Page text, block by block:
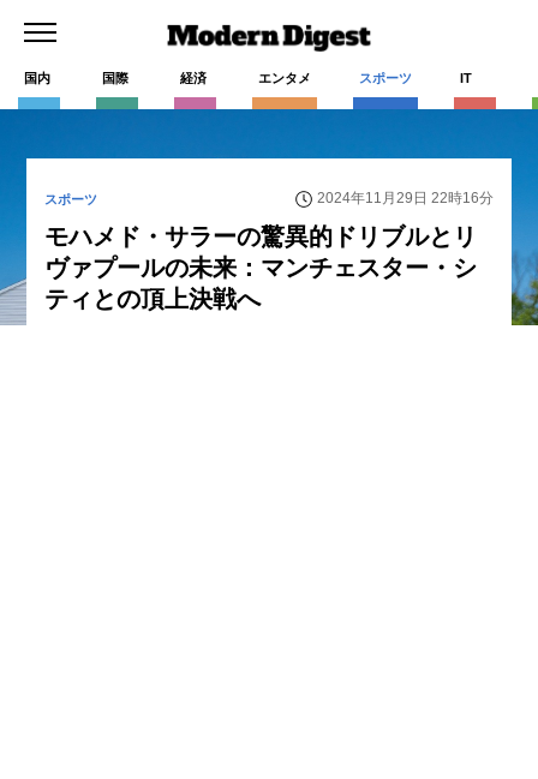
国内 国際 経済 エンタメ スポーツ IT
スポーツ 2024年11月29日 22時16分
モハメド・サラーの驚異的ドリブルとリ
ヴァプールの未来：マンチェスター・シ
ティとの頂上決戦へ